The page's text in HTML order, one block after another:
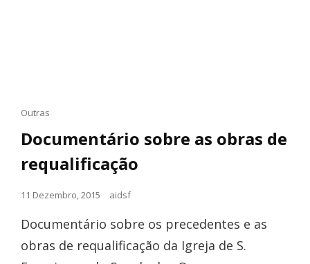
Cat
Outras
Documentário sobre as obras de
requalificação
Posted
11 Dezembro, 2015 aidsf
Documentário sobre os precedentes e as
obras de requalificação da Igreja de S.